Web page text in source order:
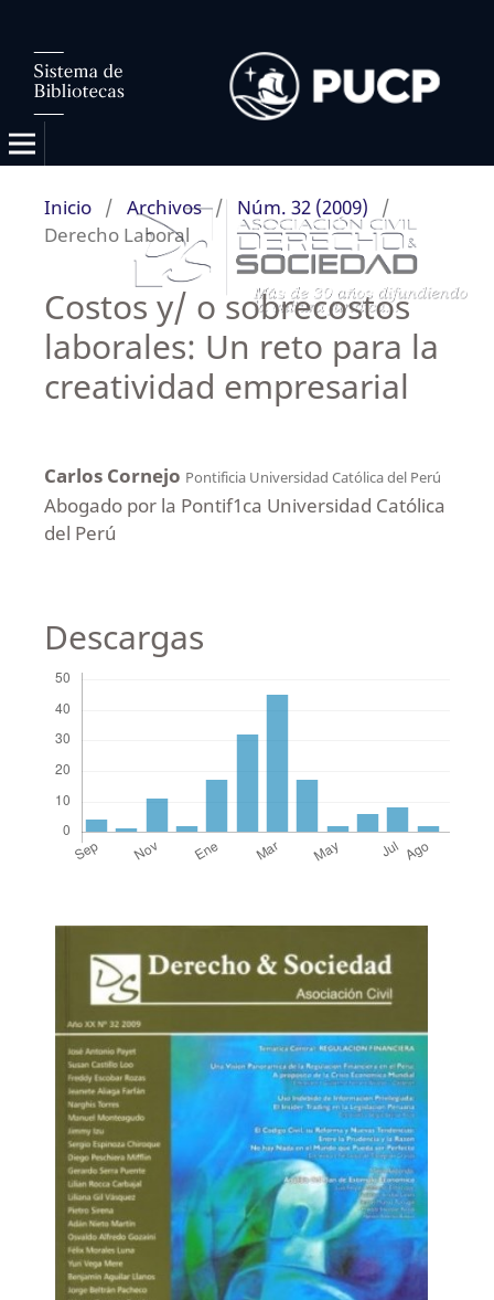
Inicio / Archivos / Núm. 32 (2009)
/
Derecho Laboral
Costos y/ o sobrecostos
laborales: Un reto para la
creatividad empresarial
Carlos Cornejo Pontificia Universidad Católica del Perú
Abogado por la Pontif1ca Universidad Católica
del Perú
Descargas